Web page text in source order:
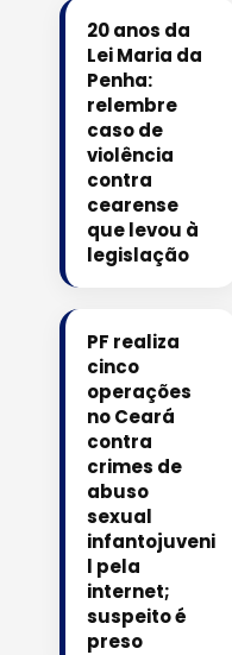
20 anos da
Lei Maria da
Penha:
relembre
caso de
violência
contra
cearense
que levou à
legislação
PF realiza
cinco
operações
no Ceará
contra
crimes de
abuso
sexual
infantojuveni
l pela
internet;
suspeito é
preso